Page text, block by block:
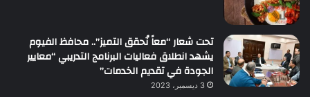
تحت شعار “معاً نُحقق التميز”.. محافظ الفيوم
يشهد انطلاق فعاليات البرنامج التدريبي “معايير
الجودة في تقديم الخدمات”
3 ديسمبر، 2023